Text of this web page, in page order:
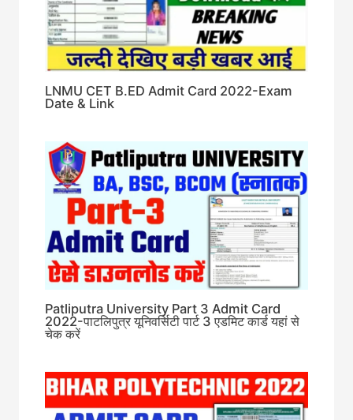
LNMU CET B.ED Admit Card 2022-Exam
Date & Link
Patliputra University Part 3 Admit Card
2022-पाटलिपुत्र यूनिवर्सिटी पार्ट 3 एडमिट कार्ड यहां से
चेक करें